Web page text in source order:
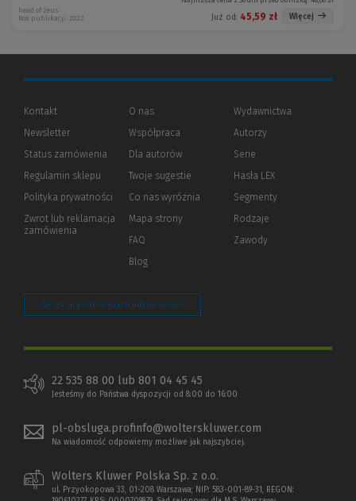
Już od: 45,59 zł Więcej
head of zeus
Rok publikacji: 2022
Kontakt
Newsletter
Status zamówienia
Regulamin sklepu
Polityka prywatności (Nowe
(Link
innej
Zwrot lub reklamacja
zamówienia
O nas
Współpraca
Dla autorów(Nowe
(Link
innej
strony)
Twoje sugestie
Co nas wyróżnia
Mapa strony
FAQ
Blog
Wydawnictwa
Autorzy
Serie
Hasła LEX
Segmenty
Rodzaje
Zawody
Zarządzaj preferencjami plików cookie
22 535 88 00 lub 801 04 45 45
Jesteśmy do Państwa dyspozycji od 8:00 do 16:00
pl-obsluga.profinfo@wolterskluwer.com
Na wiadomość odpowiemy możliwe jak najszybciej.
Wolters Kluwer Polska Sp. z o.o.
ul. Przyokopowa 33, 01-208 Warszawa; NIP: 583-001-89-31, REGON: